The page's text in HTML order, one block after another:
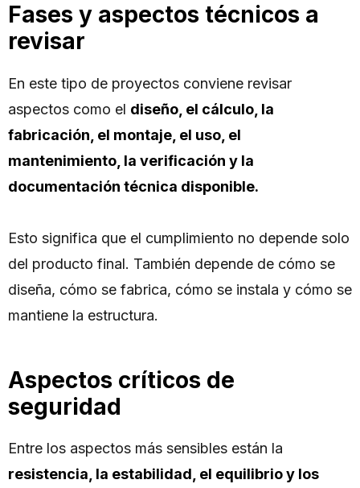
Fases y aspectos técnicos a
revisar
En este tipo de proyectos conviene revisar
aspectos como el diseño, el cálculo, la
fabricación, el montaje, el uso, el
mantenimiento, la verificación y la
documentación técnica disponible.
Esto significa que el cumplimiento no depende solo
del producto final. También depende de cómo se
diseña, cómo se fabrica, cómo se instala y cómo se
mantiene la estructura.
Aspectos críticos de
seguridad
Entre los aspectos más sensibles están la
resistencia, la estabilidad, el equilibrio y los